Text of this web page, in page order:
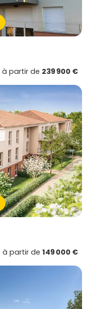
à partir de 239 900 €
à partir de 149 000 €